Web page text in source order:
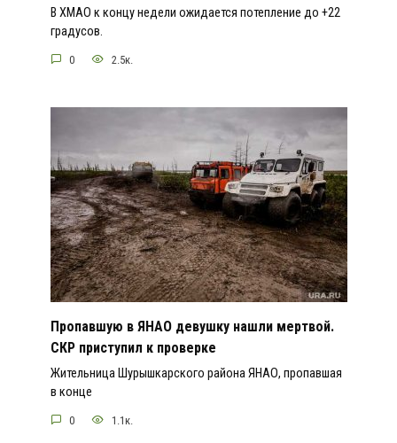
В ХМАО к концу недели ожидается потепление до +22
градусов.
0 2.5к.
Пропавшую в ЯНАО девушку нашли мертвой.
СКР приступил к проверке
Жительница Шурышкарского района ЯНАО, пропавшая
в конце
0 1.1к.